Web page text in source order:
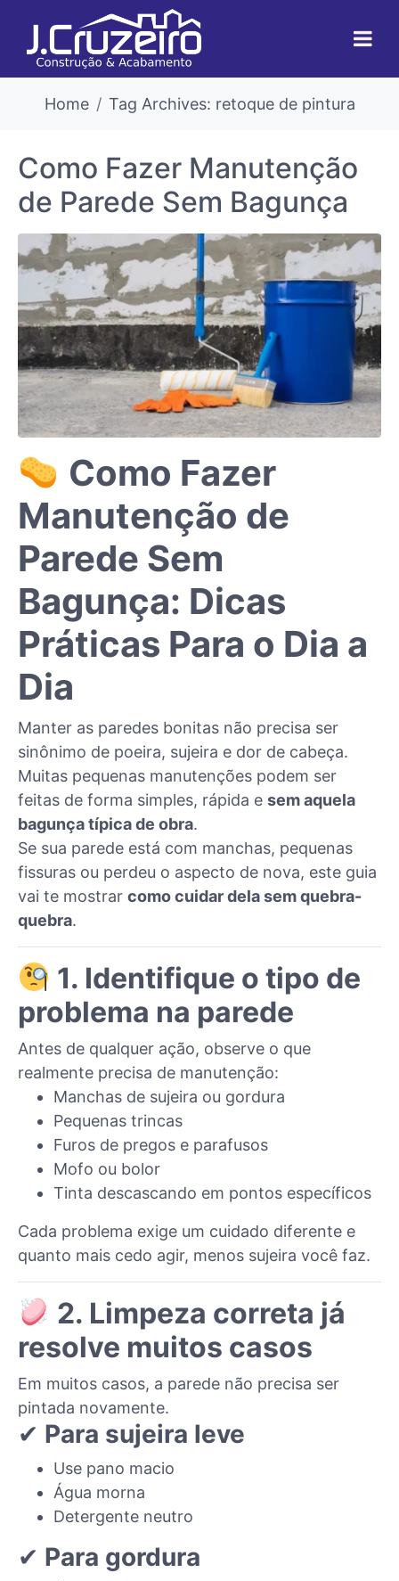
Home Tag Archives: retoque de pintura
Como Fazer Manutenção
de Parede Sem Bagunça
Como Fazer
Manutenção de
Parede Sem
Bagunça: Dicas
Práticas Para o Dia a
Dia
Manter as paredes bonitas não precisa ser
sinônimo de poeira, sujeira e dor de cabeça.
Muitas pequenas manutenções podem ser
feitas de forma simples, rápida e sem aquela
bagunça típica de obra.
Se sua parede está com manchas, pequenas
fissuras ou perdeu o aspecto de nova, este guia
vai te mostrar como cuidar dela sem quebra-
quebra.
1. Identifique o tipo de
problema na parede
Antes de qualquer ação, observe o que
realmente precisa de manutenção:
Manchas de sujeira ou gordura
Pequenas trincas
Furos de pregos e parafusos
Mofo ou bolor
Tinta descascando em pontos específicos
Cada problema exige um cuidado diferente e
quanto mais cedo agir, menos sujeira você faz.
2. Limpeza correta já
resolve muitos casos
Em muitos casos, a parede não precisa ser
pintada novamente.
✔ Para sujeira leve
Use pano macio
Água morna
Detergente neutro
✔ Para gordura